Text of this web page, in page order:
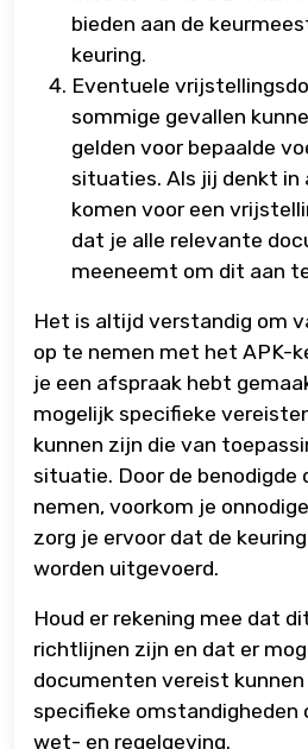
bieden aan de
keuring.
Eventuele
sommige gevallen
gelden voor bepaalde
situaties. Als jij denkt in
komen voor een
dat je alle relevante
meeneemt om dit aan
Het is altijd verstandig om
op te nemen met het APK-
je een afspraak hebt
mogelijk specifieke
kunnen zijn die van
situatie. Door de
nemen, voorkom je
zorg je ervoor dat de
worden uitgevoerd.
Houd er rekening mee dat
richtlijnen zijn en dat er
documenten vereist
specifieke omstandigheden
wet- en regelgeving.